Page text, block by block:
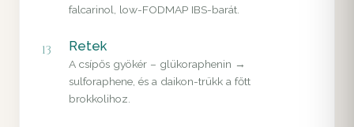
falcarinol, low-FODMAP IBS-barát.
13 Retek
A csípős gyökér – glükoraphenin →
sulforaphene, és a daikon-trükk a főtt
brokkolihoz.